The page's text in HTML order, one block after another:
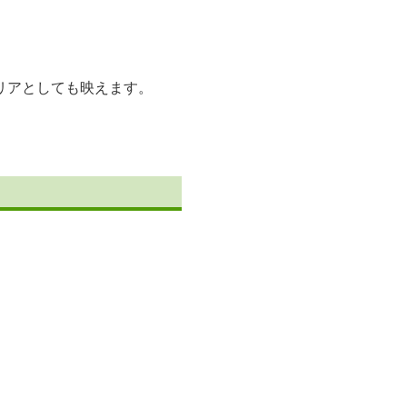
としても映えます。